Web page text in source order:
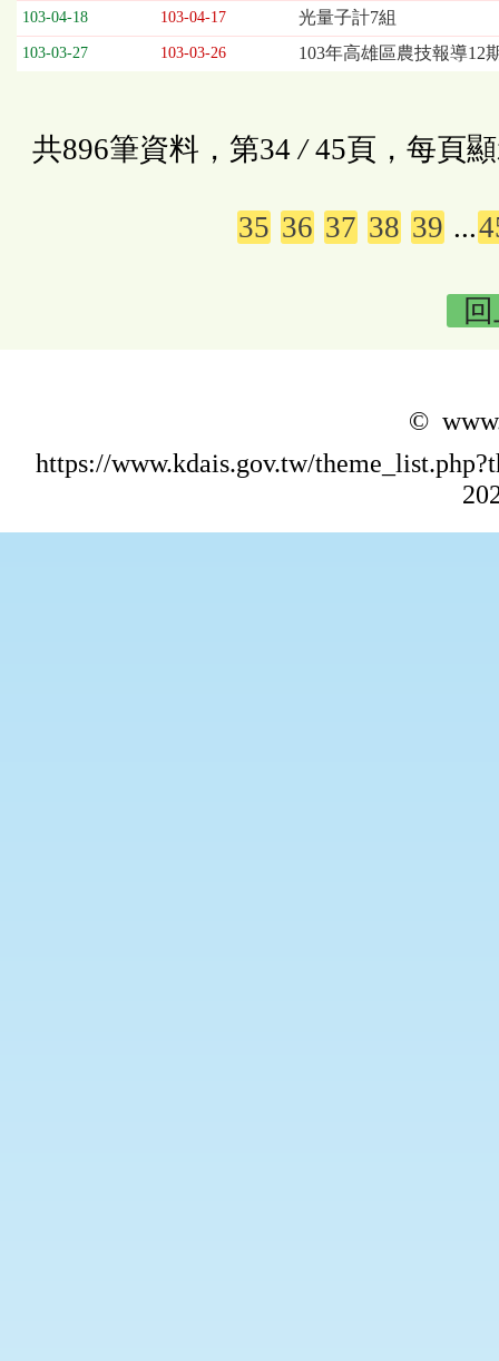
103-04-18 103-04-17 光量子計7組
103-03-27 103-03-26 103年高雄區農技報導12
共896筆資料，第34 /45頁，每頁
35 36 37 38 39 ...
©
https://www.kdais.gov.tw/